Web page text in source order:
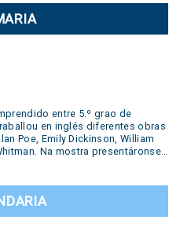
entre 5.º grao de
en inglés diferentes obras
Poe, Emily Dickinson, William
Na mostra presentáronse
e ata un xuízo en vivo. Todas
traballo e a creatividade dos
puxo en valor a aprendizaxe